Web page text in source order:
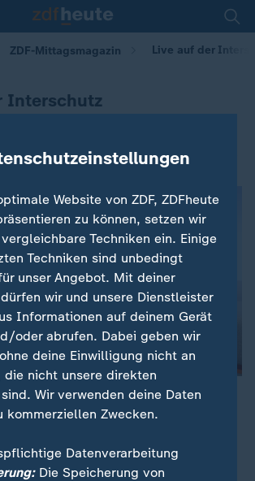
ZDF-Mittagsmagazin Live auf der
Interschutz
die Weltleitmesse für Feuerwehr,
und Sicherheit
in Hannover statt. Spannende
Reporter Oliver Deuker.
Website von ZDF, ZDFheute
zu können, setzen wir
Techniken ein. Einige
Techniken sind unbedingt
unser Angebot. Mit deiner
wir und unsere Dienstleister
Informationen auf deinem Gerät
oder abrufen. Dabei geben wir
deine Einwilligung nicht an
die nicht unsere direkten
Wir verwenden deine Daten
kommerziellen Zwecken.
Datenverarbeitung
Die Speicherung von